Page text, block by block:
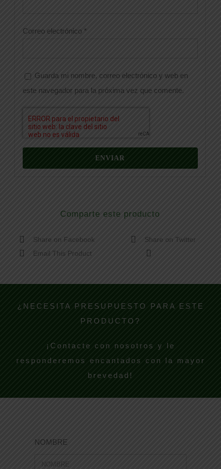
Correo electrónico *
Guarda mi nombre, correo electrónico y web en
este navegador para la próxima vez que comente.
Comparte este producto
Share on Facebook
Share on Twitter
Email This Product
¿NECESITA PRESUPUESTO PARA ESTE
PRODUCTO?
¡Contacte con nosotros y le
responderemos encantados con la mayor
brevedad!
NOMBRE